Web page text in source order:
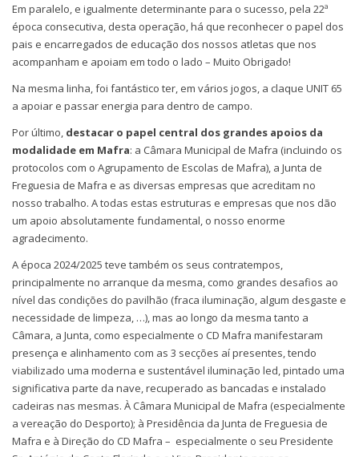
Em paralelo, e igualmente determinante para o sucesso, pela 22ª
época consecutiva, desta operação, há que reconhecer o papel dos
pais e encarregados de educação dos nossos atletas que nos
acompanham e apoiam em todo o lado – Muito Obrigado!
Na mesma linha, foi fantástico ter, em vários jogos, a claque UNIT 65
a apoiar e passar energia para dentro de campo.
Por último, destacar o papel central dos grandes apoios da
modalidade em Mafra: a Câmara Municipal de Mafra (incluindo os
protocolos com o Agrupamento de Escolas de Mafra), a Junta de
Freguesia de Mafra e as diversas empresas que acreditam no
nosso trabalho. A todas estas estruturas e empresas que nos dão
um apoio absolutamente fundamental, o nosso enorme
agradecimento.
A época 2024/2025 teve também os seus contratempos,
principalmente no arranque da mesma, como grandes desafios ao
nível das condições do pavilhão (fraca iluminação, algum desgaste e
necessidade de limpeza, …), mas ao longo da mesma tanto a
Câmara, a Junta, como especialmente o CD Mafra manifestaram
presença e alinhamento com as 3 secções aí presentes, tendo
viabilizado uma moderna e sustentável iluminação led, pintado uma
significativa parte da nave, recuperado as bancadas e instalado
cadeiras nas mesmas. À Câmara Municipal de Mafra (especialmente
a vereação do Desporto); à Presidência da Junta de Freguesia de
Mafra e à Direção do CD Mafra – especialmente o seu Presidente